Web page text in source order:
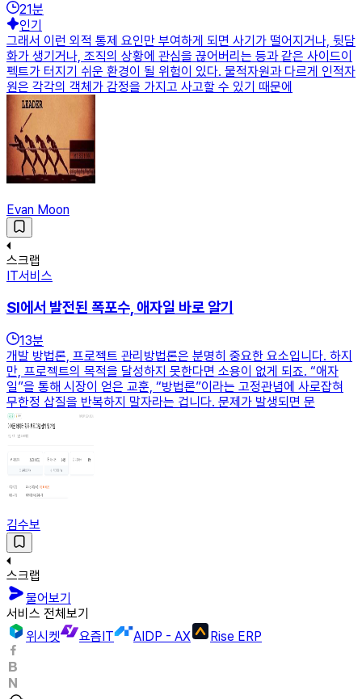
21분
인기
그래서 이런 외적 통제 요인만 부여하게 되면 사기가 떨어지거나, 뒷담
화가 생기거나, 조직의 상황에 관심을 끊어버리는 등과 같은 사이드이
펙트가 터지기 쉬운 환경이 될 위험이 있다. 물적자원과 다르게 인적자
원은 각각의 객체가 감정을 가지고 사고할 수 있기 때문에
Evan Moon
스크랩
IT서비스
SI에서 발전된 폭포수, 애자일 바로 알기
13분
개발 방법론, 프로젝트 관리방법론은 분명히 중요한 요소입니다. 하지
만, 프로젝트의 목적을 달성하지 못한다면 소용이 없게 되죠. “애자
일”을 통해 시장이 얻은 교훈, “방법론”이라는 고정관념에 사로잡혀
무한정 삽질을 반복하지 말자라는 겁니다. 문제가 발생되면 문
김수보
스크랩
물어보기
서비스 전체보기
위시켓
요즘IT AIDP - AX Rise ERP